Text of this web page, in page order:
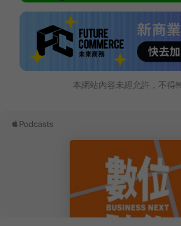
本網站內容未經允許，不得